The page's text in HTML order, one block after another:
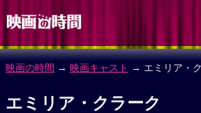
映画の時間 → 映画キャスト → エミリア・
エミリア・クラーク